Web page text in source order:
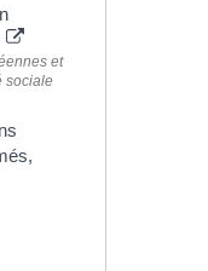
et
sociale